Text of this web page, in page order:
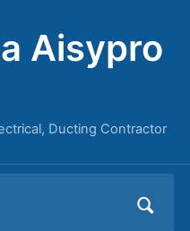
Aisypro
Ducting Contractor